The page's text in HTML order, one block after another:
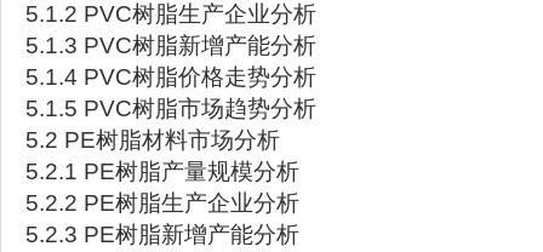
5.1.2 PVC树脂生产企业分析
5.1.3 PVC树脂新增产能分析
5.1.4 PVC树脂价格走势分析
5.1.5 PVC树脂市场趋势分析
5.2 PE树脂材料市场分析
5.2.1 PE树脂产量规模分析
5.2.2 PE树脂生产企业分析
5.2.3 PE树脂新增产能分析